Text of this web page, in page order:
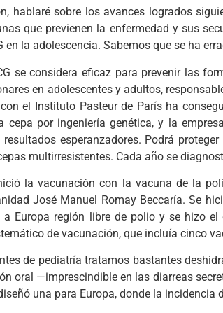
hablaré sobre los avances logrados
que previenen la enfermedad y sus
en la adolescencia. Sabemos que se ha
se considera eficaz para prevenir las
en adolescentes y adultos,
el Instituto Pasteur de París ha
cepa por ingeniería genética, y la
resultados esperanzadores. Podrá
multirresistentes. Cada año se
la vacunación con la vacuna de la
José Manuel Romay Beccaría. Se
a Europa región libre de polio y se hizo
de vacunación, que incluía cinco
de pediatría tratamos bastantes
oral —imprescindible en las diarreas
una para Europa, donde la